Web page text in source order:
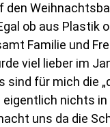
den
ob aus Plastik
Familie und
viel lieber im
sind für mich die
eigentlich nichts in
uns da die